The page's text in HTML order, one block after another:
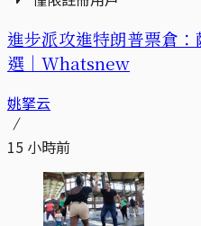
進步派攻進特朗普票倉
選｜Whatsnew
姚拏云
15 小時前